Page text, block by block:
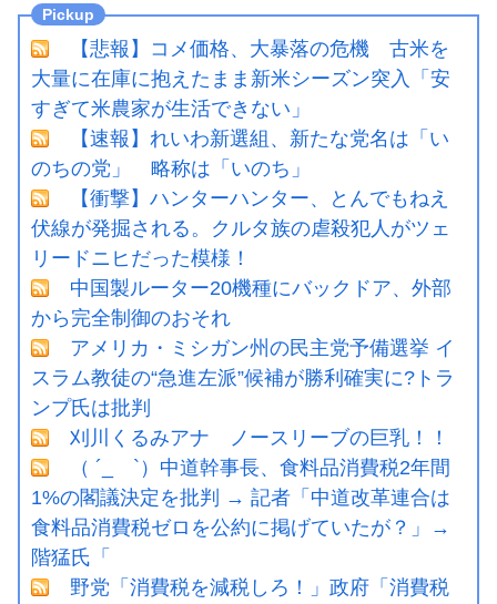
【悲報】コメ価格、大暴落の危機 古米を
大量に在庫に抱えたまま新米シーズン突入「安
すぎて米農家が生活できない」
【速報】れいわ新選組、新たな党名は「い
のちの党」 略称は「いのち」
【衝撃】ハンターハンター、とんでもねえ
伏線が発掘される。クルタ族の虐殺犯人がツェ
リードニヒだった模様！
中国製ルーター20機種にバックドア、外部
から完全制御のおそれ
アメリカ・ミシガン州の民主党予備選挙 イ
スラム教徒の“急進左派”候補が勝利確実に?トラ
ンプ氏は批判
刈川くるみアナ ノースリーブの巨乳！！
（ ´_ゝ`）中道幹事長、食料品消費税2年間
1%の閣議決定を批判 → 記者「中道改革連合は
食料品消費税ゼロを公約に掲げていたが？」→
階猛氏「
野党「消費税を減税しろ！」政府「消費税